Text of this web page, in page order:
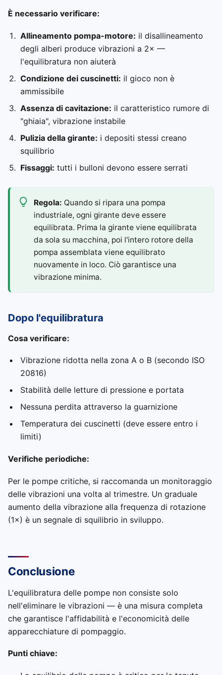
È necessario verificare:
Allineamento pompa-motore: il disallineamento
degli alberi produce vibrazioni a 2× —
l'equilibratura non aiuterà
Condizione dei cuscinetti: il gioco non è
ammissibile
Assenza di cavitazione: il caratteristico rumore di
"ghiaia", vibrazione instabile
Pulizia della girante: i depositi stessi creano
squilibrio
Fissaggi: tutti i bulloni devono essere serrati
Regola: Quando si ripara una pompa
industriale, ogni girante deve essere
equilibrata. Prima la girante viene equilibrata
da sola su macchina, poi l'intero rotore della
pompa assemblata viene equilibrato
nuovamente in loco. Ciò garantisce una
vibrazione minima.
Dopo l'equilibratura
Cosa verificare:
Vibrazione ridotta nella zona A o B (secondo ISO
20816)
Stabilità delle letture di pressione e portata
Nessuna perdita attraverso la guarnizione
Temperatura dei cuscinetti (deve essere entro i
limiti)
Verifiche periodiche:
Per le pompe critiche, si raccomanda un monitoraggio
delle vibrazioni una volta al trimestre. Un graduale
aumento della vibrazione alla frequenza di rotazione
(1×) è un segnale di squilibrio in sviluppo.
Conclusione
L'equilibratura delle pompe non consiste solo
nell'eliminare le vibrazioni — è una misura completa
che garantisce l'affidabilità e l'economicità delle
apparecchiature di pompaggio.
Punti chiave: